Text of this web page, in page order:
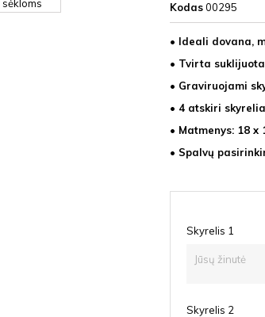
Kodas00295
• Ideali dovana,
• Tvirta suklijuota
• Graviruojami
• 4 atskiri
• Matmenys: 18 x
• Spalvų
Skyrelis 1
Skyrelis 2